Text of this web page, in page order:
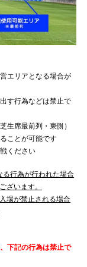
エリアとなる場合が
す行為などは禁止で
生席最前列・東側）
ことが可能です
ください
る行為が行われた場合
ざいます。
場が禁止される場合
下記の行為は禁止で